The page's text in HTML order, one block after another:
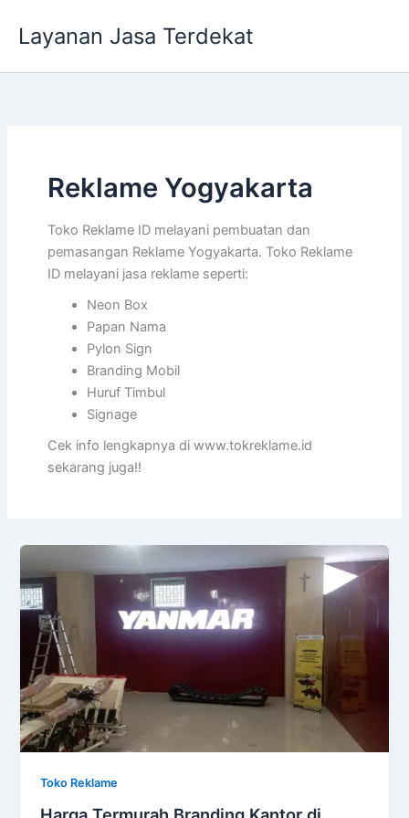
Layanan Jasa Terdekat
Reklame Yogyakarta
Toko Reklame ID melayani pembuatan dan
pemasangan Reklame Yogyakarta. Toko Reklame
ID melayani jasa reklame seperti:
Neon Box
Papan Nama
Pylon Sign
Branding Mobil
Huruf Timbul
Signage
Cek info lengkapnya di www.tokreklame.id
sekarang juga!!
Toko Reklame